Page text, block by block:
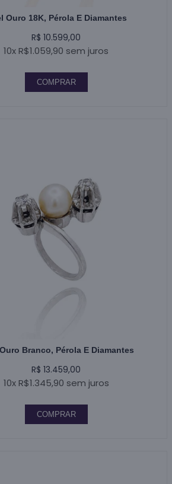
Ouro 18K, Pérola E Diamantes
R$ 10.599,00
10x R$1.059,90 sem juros
COMPRAR
Branco, Pérola E Diamantes
R$ 13.459,00
10x R$1.345,90 sem juros
COMPRAR